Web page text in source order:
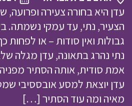
עדן היא בחורה צעירה
הצעיר, נתי, עד עמקי נשמתה.
גבולות ואין סודות – או
נתי נהרג בתאונה, עדן מגלה
אמת סודית, אותה הסתיר
עדן יוצאת למסע אובססיבי
מאיה ומה עוד הסתיר […]